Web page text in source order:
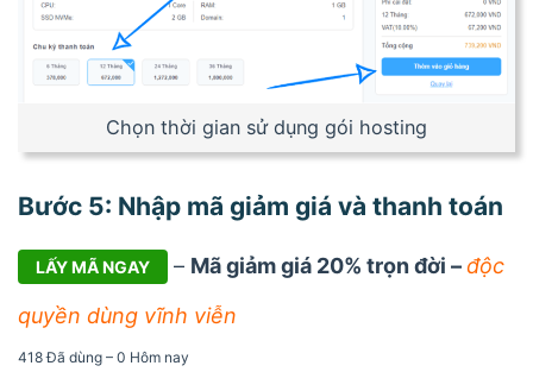
Chọn thời gian sử dụng gói hosting
Bước 5: Nhập mã giảm giá và thanh toán
LẤY MÃ NGAY – Mã giảm giá 20% trọn đời –độc
quyền dùng vĩnh viễn
418 Đã dùng – 0 Hôm nay